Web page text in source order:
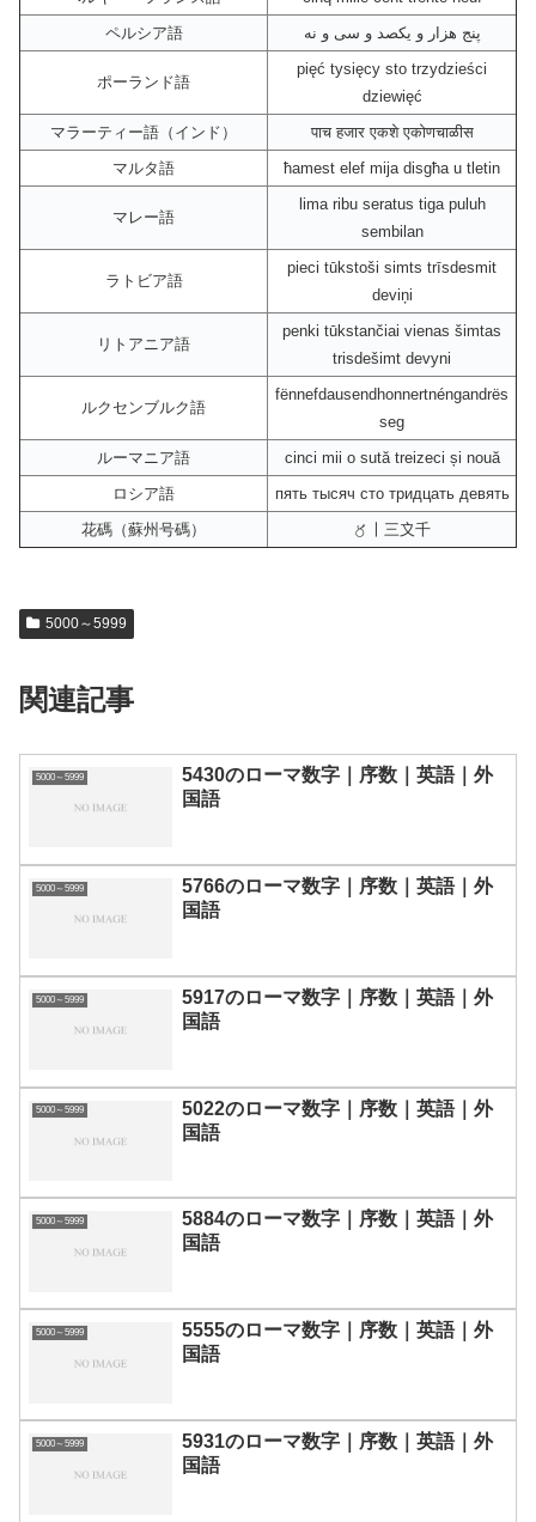
ペルシア語
پنج هزار و یکصد و سی و نه
ポーランド語
pięć tysięcy sto trzydzieści
dziewięć
マラーティー語（インド）
पाच हजार एकशे एकोणचाळीस
マルタ語
ħamest elef mija disgħa u tletin
マレー語
lima ribu seratus tiga puluh
sembilan
ラトビア語
pieci tūkstoši simts trīsdesmit
deviņi
リトアニア語
penki tūkstančiai vienas šimtas
trisdešimt devyni
ルクセンブルク語
fënnefdausendhonnertnéngandrës
seg
ルーマニア語
cinci mii o sută treizeci și nouă
ロシア語
пять тысяч сто тридцать девять
花碼（蘇州号碼）
〥〡三〩千
5000～5999
関連記事
5000～5999
5430のローマ数字｜序数｜英語｜外
国語
5000～5999
5766のローマ数字｜序数｜英語｜外
国語
5000～5999
5917のローマ数字｜序数｜英語｜外
国語
5000～5999
5022のローマ数字｜序数｜英語｜外
国語
5000～5999
5884のローマ数字｜序数｜英語｜外
国語
5000～5999
5555のローマ数字｜序数｜英語｜外
国語
5000～5999
5931のローマ数字｜序数｜英語｜外
国語